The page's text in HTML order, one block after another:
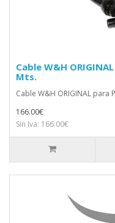
Cable W&H
Mts.
Cable W&H ORIGINAL para
166.00€
Sin Iva: 166.00€